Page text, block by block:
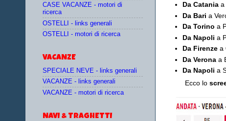
Da Cataniaa
Da Bari a
Da Torino a
Da Napoli a
Da Firenze a
Da Veronaa
Da Napoli a
Ecco lo
CASE VACANZE - motori di
ricerca
OSTELLI - links generali
OSTELLI - motori di ricerca
VACANZE
SPECIALE NEVE - links generali
VACANZE - links generali
VACANZE - motori di ricerca
NAVI & TRAGHETTI